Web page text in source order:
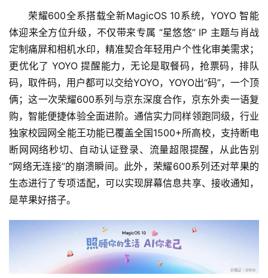
荣耀600全系搭载全新MagicOS 10系统，YOYO 智能
体迎来全方位升级，不仅带来专属 “星悠悠” IP 主题与肖战
定制痛屏和相机水印，精准契合年轻用户个性化审美需求；
更优化了 YOYO 提醒能力，无论是取餐码，抢票码，排队
码，取件码，用户都可以交给YOYO，YOYO出“码”，一个顶
俩；这一次荣耀600系列与京东深度合作，京东外卖一语复
购，智能便捷体验全面进阶。通信实力同样领跑同级，行业
独家校园网全能王功能已覆盖全国1500+所高校，支持断电
断网网络秒切、自动认证登录、流量超限提醒，从此告别
“网络无连接”的崩溃瞬间。此外，荣耀600系列还对苹果的
生态进行了专项适配，可以实现屏幕信息共享、接收通知，
是苹果好搭子。